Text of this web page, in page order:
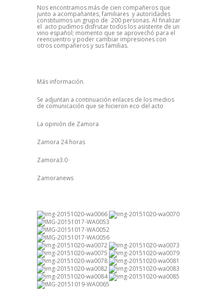
Nos encontramos más de cien compañeros que
junto a acompañantes, familiares y autoridades
constituimos un grupo de 200 personas. Al finalizar
el acto pudimos disfrutar todos los asistente de un
vino español; momento que se aprovechó para el
reencuentro y poder cambiar impresiones con
otros compañeros y sus familias.
Más información.
Se adjuntan a continuación enlaces de los medios
de comunicación que se hicieron eco del acto
La opinión de Zamora
Zamora 24 horas
Zamora3.0
Zamoranews